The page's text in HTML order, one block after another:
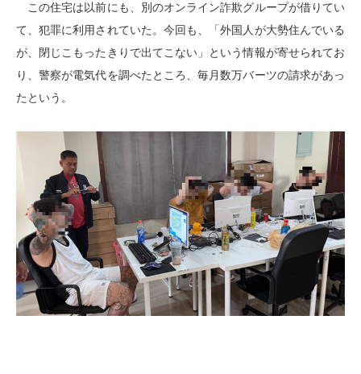
この住宅は以前にも、別のオンライン詐欺グループが借りてい
て、犯罪に利用されていた。今回も、「外国人が大勢住んでいる
が、閉じこもったきりで出てこない」という情報が寄せられてお
り、警察が電気代を調べたところ、毎月数万バーツの請求があっ
たという。